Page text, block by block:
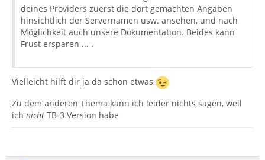
deines Providers zuerst die dort gemachten Angaben
hinsichtlich der Servernamen usw. ansehen, und nach
Möglichkeit auch unsere Dokumentation. Beides kann
Frust ersparen ... .
Vielleicht hilft dir ja da schon etwas
Zu dem anderen Thema kann ich leider nichts sagen, weil
ich nicht TB-3 Version habe